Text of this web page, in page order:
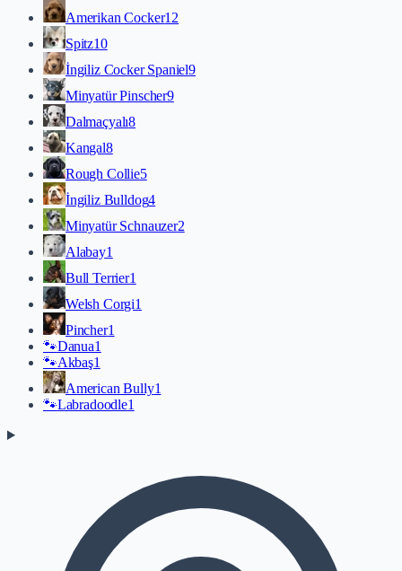
Amerikan Cocker12
Spitz10
İngiliz Cocker Spaniel9
Minyatür Pinscher9
Dalmaçyalı8
Kangal8
Rough Collie5
İngiliz Bulldog4
Minyatür Schnauzer2
Alabay1
Bull Terrier1
Welsh Corgi1
Pincher1
🐾Danua1
🐾Akbaş1
American Bully1
🐾Labradoodle1